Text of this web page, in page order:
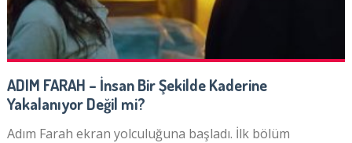
ADIM FARAH – İnsan Bir Şekilde Kaderine
Yakalanıyor Değil mi?
Adım Farah ekran yolculuğuna başladı. İlk bölüm